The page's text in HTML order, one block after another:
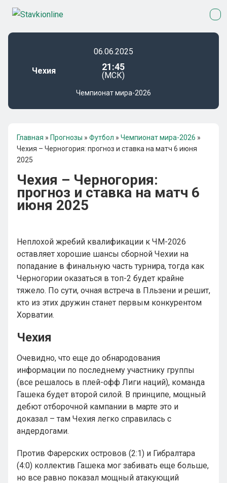
Чехия
06.06.2025
21:45
(МСК)
Чемпионат мира-2026
Главная » Прогнозы » Футбол » Чемпионат мира-2026 »
Чехия – Черногория: прогноз и ставка на матч 6 июня
2025
Чехия – Черногория:
прогноз и ставка на матч 6
июня 2025
Неплохой жребий квалификации к ЧМ-2026
оставляет хорошие шансы сборной Чехии на
попадание в финальную часть турнира, тогда как
Черногории оказаться в топ-2 будет крайне
тяжело. По сути, очная встреча в Пльзени и решит,
кто из этих дружин станет первым конкурентом
Хорватии.
Чехия
Очевидно, что еще до обнародования
информации по последнему участнику группы
(все решалось в плей-офф Лиги наций), команда
Гашека будет второй силой. В принципе, мощный
дебют отборочной кампании в марте это и
доказал – там Чехия легко справилась с
андердогами.
Против Фарерских островов (2:1) и Гибралтара
(4:0) коллектив Гашека мог забивать еще больше,
но все равно показал мощный атакующий